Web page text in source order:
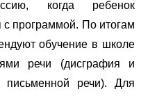
когда ребенок
с программой. По итогам
обучение в школе
речи (дисграфия и
речи). Для